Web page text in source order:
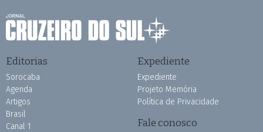
Editorias
Sorocaba
Agenda
Artigos
Brasil
Canal 1
Expediente
Expediente
Projeto Memória
Política de Privacidade
Fale conosco